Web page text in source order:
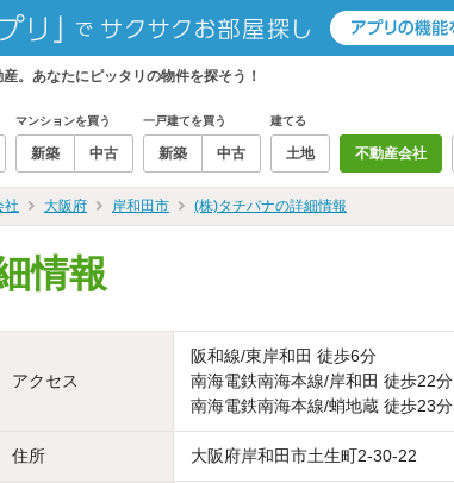
。あなたにピッタリの物件を探そう！
マンションを買う
新築 中古
一戸建てを買う
新築 中古
建てる
土地 不動産会社
社 大阪府 岸和田市 (株)タチバナの詳細情報
情報
アクセス
阪和線/東岸和田 徒歩6分
南海電鉄南海本線/岸和田 徒歩22分
南海電鉄南海本線/蛸地蔵 徒歩23分
住所 大阪府岸和田市土生町2-30-22